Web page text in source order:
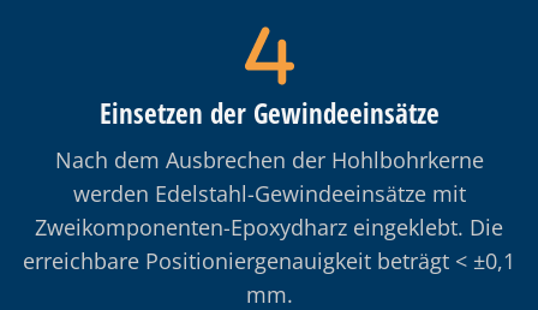
Einsetzen der Gewindeeinsätze
Nach dem Ausbrechen der Hohlbohrkerne
werden Edelstahl-Gewindeeinsätze mit
Zweikomponenten-Epoxydharz eingeklebt. Die
erreichbare Positioniergenauigkeit beträgt < ±0,1
mm.